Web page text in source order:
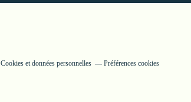
Cookies et données personnelles Préférences cookies